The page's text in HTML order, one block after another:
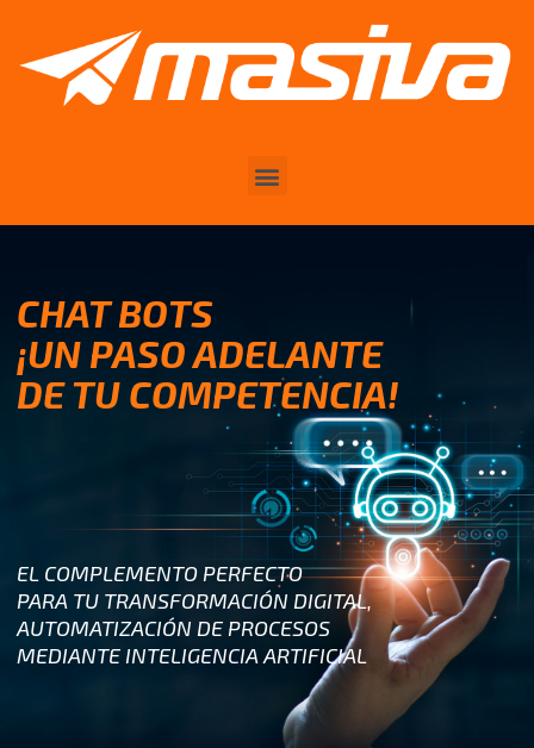
CHAT BOTS
¡UN PASO ADELANTE
DE TU COMPETENCIA!
EL COMPLEMENTO PERFECTO
PARA TU TRANSFORMACIÓN DIGITAL,
AUTOMATIZACIÓN DE PROCESOS
MEDIANTE INTELIGENCIA ARTIFICIAL